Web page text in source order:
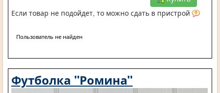
Если товар не подойдет, то можно сдать в пристрой
Пользователь не найден
Футболка "Ромина"